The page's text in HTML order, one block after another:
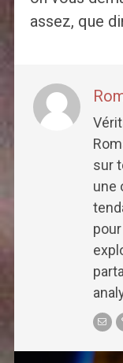
assez, que
sur
une